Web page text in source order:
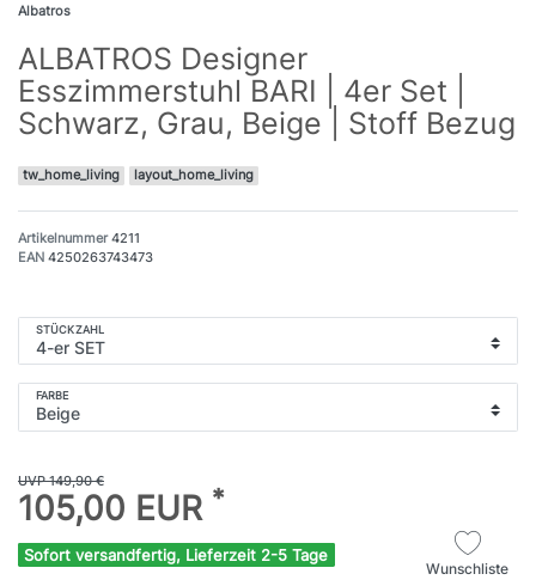
Albatros
ALBATROS Designer
Esszimmerstuhl BARI | 4er Set |
Schwarz, Grau, Beige | Stoff Bezug
tw_home_living layout_home_living
Artikelnummer4211
EAN 4250263743473
STÜCKZAHL
FARBE
UVP 149,90 €
105,00 EUR *
Sofort versandfertig, Lieferzeit 2-5 Tage
Wunschliste